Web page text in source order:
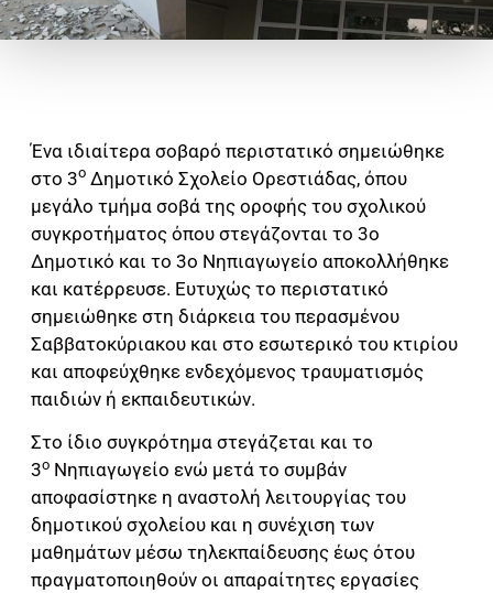
Ένα ιδιαίτερα σοβαρό περιστατικό σημειώθηκε
στο 3ο Δημοτικό Σχολείο Ορεστιάδας, όπου
μεγάλο τμήμα σοβά της οροφής του σχολικού
συγκροτήματος όπου στεγάζονται το 3ο
Δημοτικό και το 3ο Νηπιαγωγείο αποκολλήθηκε
και κατέρρευσε. Ευτυχώς το περιστατικό
σημειώθηκε στη διάρκεια του περασμένου
Σαββατοκύριακου και στο εσωτερικό του κτιρίου
και αποφεύχθηκε ενδεχόμενος τραυματισμός
παιδιών ή εκπαιδευτικών.
Στο ίδιο συγκρότημα στεγάζεται και το
3ο Νηπιαγωγείο ενώ μετά το συμβάν
αποφασίστηκε η αναστολή λειτουργίας του
δημοτικού σχολείου και η συνέχιση των
μαθημάτων μέσω τηλεκπαίδευσης έως ότου
πραγματοποιηθούν οι απαραίτητες εργασίες